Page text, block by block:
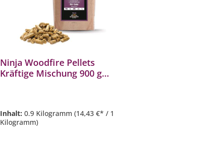
Ninja Woodfire Pellets
Kräftige Mischung 900 g
Inhalt: 0.9 Kilogramm (14,43 €* / 1
Kilogramm)